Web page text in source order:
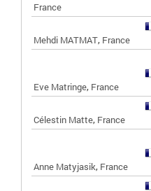
France
Mehdi MATMAT, France
Eve Matringe, France
Célestin Matte, France
Anne Matyjasik, France